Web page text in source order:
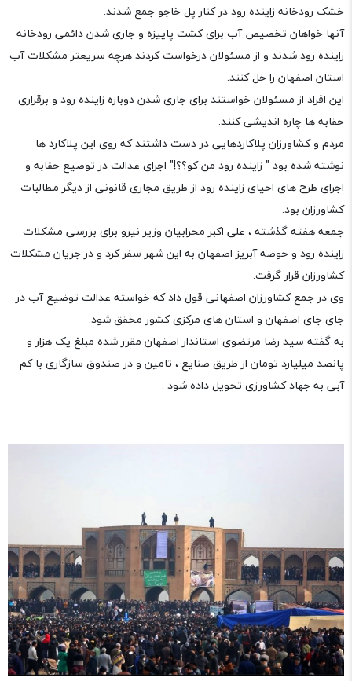
خشک رودخانه زاینده رود در کنار پل خاجو جمع شدند.
آنها خواهان تخصیص آب برای کشت پاییزه و جاری شدن دائمی رودخانه
زاینده رود شدند و از مسئولان درخواست کردند هرچه سریعتر مشکلات آب
استان اصفهان را حل کنند.
این افراد از مسئولان خواستند برای جاری شدن دوباره زاینده رود و برقراری
حقابه ها چاره اندیشی کنند.
مردم و کشاورزان پلاکاردهایی در دست داشتند که روی این پلاکارد ها
نوشته شده بود " زاینده رود من کو؟؟!" اجرای عدالت در توضیع حقابه و
اجرای طرح های احیای زاینده رود از طریق مجاری قانونی از دیگر مطالبات
کشاورزان بود.
جمعه هفته گذشته ، علی اکبر محرابیان وزیر نیرو برای بررسی مشکلات
زاینده رود و حوضه آبریز اصفهان به این شهر سفر کرد و در جریان مشکلات
کشاورزان قرار گرفت.
وی در جمع کشاورزان اصفهانی قول داد که خواسته عدالت توضیع آب در
جای جای اصفهان و استان های مرکزی کشور محقق شود.
به گفته سید رضا مرتضوی استاندار اصفهان مقرر شده مبلغ یک هزار و
پانصد میلیارد تومان از طریق صنایع ، تامین و در صندوق سازگاری با کم
آبی به جهاد کشاورزی تحویل داده شود .